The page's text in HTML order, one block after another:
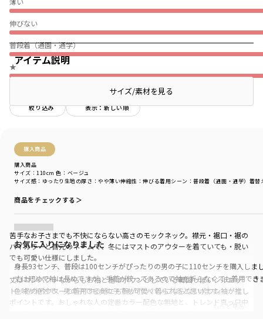
伸びない
普段着（通園・通学）
★
絞り込み 表示：新しい順
購入商品
購入商品
サイズ感 ：ゆったり 生地の厚さ ：やや薄い伸縮性 ：伸びる着用シーン ：普段着（通園・通学） 着替
サイズ：110cm 色：ベージュ
商品をチェックする＞
お気に入りになりました
身長93センチ、普段は100センチがぴったりの男の子に110センチを購入しま
丈は短めで袖は長めですが、手首が絞ってあるので袖を折らなくても着用でき
色味が絶妙で、男の子でも女の子でも可愛く着られると思います。
もっと見る…
アイテム説明
サイズ/素材を見る
苦手なお子さまでも不快にならない高さのモックネック。襟元・裾口・裾の
バイカラーと首元のネームで、冬にはマストのアウターを着ていても・脱い
でも可愛い仕様にしました。
丈はコンパクトながらもお袖と裾はポワンとしている韓国っぽいシルエッ
ト。冬のアウターと着用する時にも腕がパツパツにならないポワン袖が推し
ポイントです。おしゃれな人の定番カラー配色な無地と、トレンド真っ只中